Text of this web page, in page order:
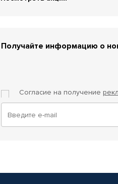
Получайте информацию о
Согласие на получение